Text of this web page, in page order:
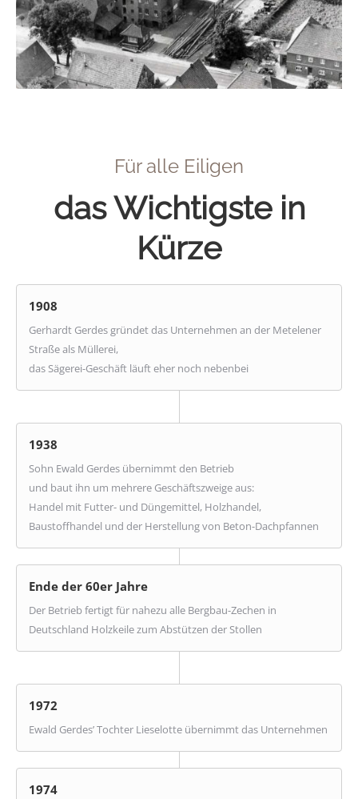
Für alle Eiligen
das Wichtigste in
Kürze
1908
Gerhardt Gerdes gründet das Unternehmen an der Metelener
Straße als Müllerei,
das Sägerei-Geschäft läuft eher noch nebenbei
1938
Sohn Ewald Gerdes übernimmt den Betrieb
und baut ihn um mehrere Geschäftszweige aus:
Handel mit Futter- und Düngemittel, Holzhandel,
Baustoffhandel und der Herstellung von Beton-Dachpfannen
Ende der 60er Jahre
Der Betrieb fertigt für nahezu alle Bergbau-Zechen in
Deutschland Holzkeile zum Abstützen der Stollen
1972
Ewald Gerdes’ Tochter Lieselotte übernimmt das Unternehmen
1974